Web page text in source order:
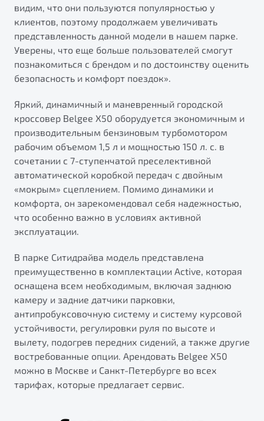
от 2 499 990 ₽*
Обзор В наличии
Автокредит
Спецпредложения
Запись на сервис
Калькулятор ТО
видим, что они пользуются популярностью у
клиентов, поэтому продолжаем увеличивать
представленность данной модели в нашем парке.
Уверены, что еще больше пользователей смогут
познакомиться с брендом и по достоинству оценить
безопасность и комфорт поездок».
Яркий, динамичный и маневренный городской
кроссовер Belgee X50 оборудуется экономичным и
производительным бензиновым турбомотором
рабочим объемом 1,5 л и мощностью 150 л. с. в
сочетании с 7-ступенчатой преселективной
автоматической коробкой передач с двойным
«мокрым» сцеплением. Помимо динамики и
комфорта, он зарекомендовал себя надежностью,
что особенно важно в условиях активной
эксплуатации.
В парке Ситидрайва модель представлена
преимущественно в комплектации Active, которая
оснащена всем необходимым, включая заднюю
камеру и задние датчики парковки,
антипробуксовочную систему и систему курсовой
устойчивости, регулировки руля по высоте и
вылету, подогрев передних сидений, а также другие
востребованные опции. Арендовать Belgee X50
можно в Москве и Санкт-Петербурге во всех
тарифах, которые предлагает сервис.